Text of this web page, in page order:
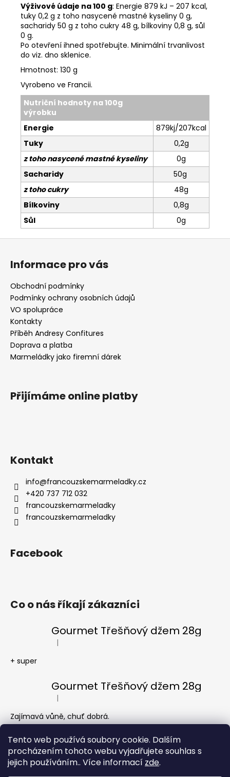
Tento web používá soubory cookie. Dalším
procházením tohoto webu vyjadřujete souhlas s
jejich používáním.. Více informací zde.
Výživové údaje na 100 g: Energie 879 kJ – 207 kcal,
tuky 0,2 g z toho nasycené mastné kyseliny 0 g,
sacharidy 50 g z toho cukry 48 g, bílkoviny 0,8 g, sůl
0 g.
Po otevření ihned spotřebujte. Minimální trvanlivost
do viz. dno sklenice.
Hmotnost: 130 g
Vyrobeno ve Francii.
Nutriční hodnoty na 100g
výrobku
Energie
879kj/207kcal
Tuky
0,2g
z toho nasycené mastné kyseliny
0g
Sacharidy
50g
z toho cukry
48g
Bílkoviny
0,8g
Sůl
0g
Z
Informace pro vás
Obchodní podmínky
Podmínky ochrany osobních údajů
VO spolupráce
Kontakty
Příběh Andresy Confitures
Doprava a platba
Marmeládky jako firemní dárek
Přijímáme online platby
Kontakt
info@francouzskemarmeladky.cz
+420 737 712 032
francouzskemarmeladky
francouzskemarmeladky
Facebook
Co o nás říkají zákazníci
Gourmet Třešňový džem 28g
Hodnocení produktu je 5 z 5 hvězdiček.
|
+ super
Gourmet Třešňový džem 28g
Hodnocení produktu je 5 z 5 hvězdiček.
|
Zajímavá vůně, chuť dobrá.
Gourmet Borůvkový džem 28g
Hodnocení produktu je 4 z 5 hvězdiček.
|